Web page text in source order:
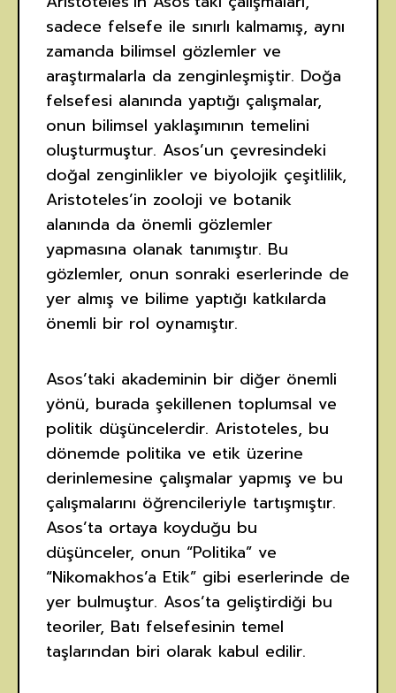
sadece felsefe ile sınırlı kalmamış, aynı
zamanda bilimsel gözlemler ve
araştırmalarla da zenginleşmiştir. Doğa
felsefesi alanında yaptığı çalışmalar,
onun bilimsel yaklaşımının temelini
oluşturmuştur. Asos’un çevresindeki
doğal zenginlikler ve biyolojik çeşitlilik,
Aristoteles’in zooloji ve botanik
alanında da önemli gözlemler
yapmasına olanak tanımıştır. Bu
gözlemler, onun sonraki eserlerinde de
yer almış ve bilime yaptığı katkılarda
önemli bir rol oynamıştır.
Asos’taki akademinin bir diğer önemli
yönü, burada şekillenen toplumsal ve
politik düşüncelerdir. Aristoteles, bu
dönemde politika ve etik üzerine
derinlemesine çalışmalar yapmış ve bu
çalışmalarını öğrencileriyle tartışmıştır.
Asos’ta ortaya koyduğu bu
düşünceler, onun “Politika” ve
“Nikomakhos’a Etik” gibi eserlerinde de
yer bulmuştur. Asos’ta geliştirdiği bu
teoriler, Batı felsefesinin temel
taşlarından biri olarak kabul edilir.